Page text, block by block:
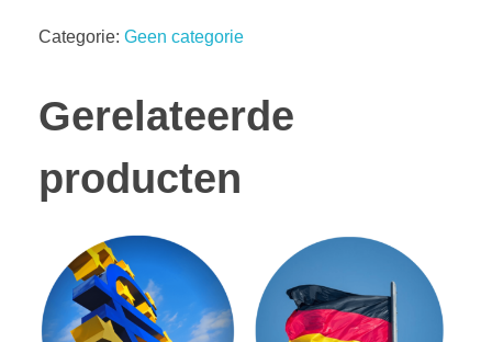
Categorie: Geen categorie
Gerelateerde
producten